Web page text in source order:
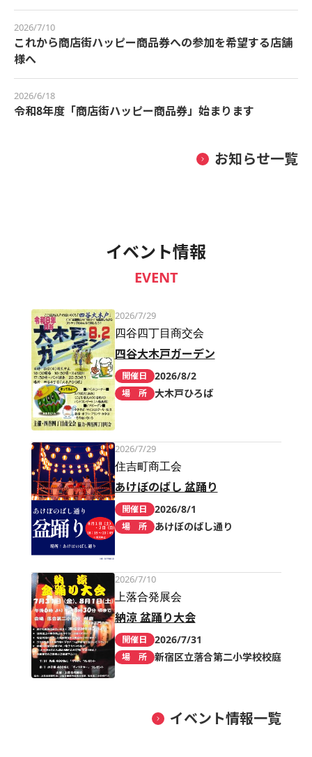
2026/7/10
これから商店街ハッピー商品券への参加を希望する店舗
様へ
2026/6/18
令和8年度「商店街ハッピー商品券」始まります
お知らせ一覧
イベント情報
EVENT
2026/7/29
四谷四丁目商交会
四谷大木戸ガーデン
開催日 2026/8/2
場 所 大木戸ひろば
2026/7/29
住吉町商工会
あけぼのばし 盆踊り
開催日 2026/8/1
場 所 あけぼのばし通り
2026/7/10
上落合発展会
納涼 盆踊り大会
開催日 2026/7/31
場 所 新宿区立落合第二小学校校庭
イベント情報一覧